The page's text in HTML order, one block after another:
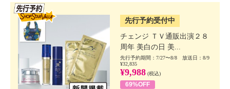
先行予約受付中
チェンジ ＴＶ通販出演２８
周年 美白の日 美...
先行予約期間：7/27〜8/8 放送日：8/9
¥32,835
¥9,988 (税込)
69%OFF